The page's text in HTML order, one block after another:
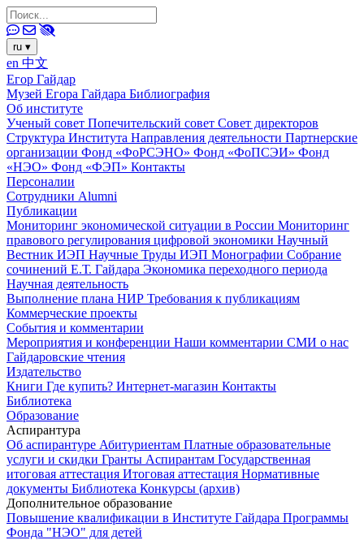
ru ▾
en 中文
Егор Гайдар
Музей Егора Гайдара Библиография
Об институте
Ученый совет Попечительский совет Совет директоров
Структура Института Направления деятельности Партнерские
организации Фонд «ФоРСЭНО» Фонд «ФоПСЭИ» Фонд
«НЭО» Фонд «ФЭП» Контакты
Персоналии
Сотрудники Alumni
Публикации
Мониторинг экономической ситуации в России Мониторинг
правового регулирования цифровой экономики Научный
Вестник ИЭП Научные Труды ИЭП Монографии Собрание
сочинений Е.Т. Гайдара Экономика переходного периода
Научная деятельность
Выполнение плана НИР Требования к публикациям
Коммерческие проекты
События и комментарии
Мероприятия и конференции Наши комментарии СМИ о нас
Гайдаровские чтения
Издательство
Книги Где купить? Интернет-магазин Контакты
Библиотека
Образование
Аспирантура
Об аспирантуре Абитуриентам Платные образовательные
услуги и скидки Гранты Аспирантам Государственная
итоговая аттестация Итоговая аттестация Нормативные
документы Библиотека Конкурсы (архив)
Дополнительное образование
Повышение квалификации в Институте Гайдара Программы
Фонда "НЭО" для детей